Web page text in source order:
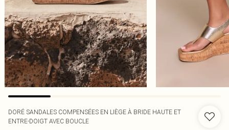
DORÉ SANDALES COMPENSÉES EN LIÈGE À BRIDE HAUTE ET
ENTRE-DOIGT AVEC BOUCLE